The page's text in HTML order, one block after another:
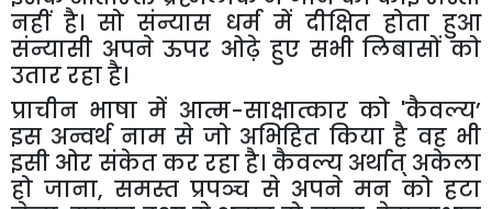
नहीं है। सो संन्यास धर्म में दीक्षित होता हुआ
संन्यासी अपने ऊपर ओढ़े हुए सभी लिबासों को
उतार रहा है।
प्राचीन भाषा में आत्म-साक्षात्कार को 'कैवल्य’
इस अन्वर्थ नाम से जो अभिहित किया है वह भी
इसी ओर संकेत कर रहा है। कैवल्य अर्थात् अकेला
हो जाना,समस्त प्रपञ्च से अपने मन को हटा